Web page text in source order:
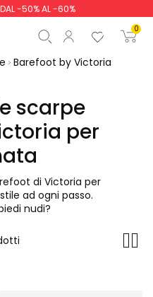
DAL -50% AL -60%
0
Inizio ordine
Barefoot by Victoria
scarpe
per
di Victoria per
ad ogni passo.
nudi?